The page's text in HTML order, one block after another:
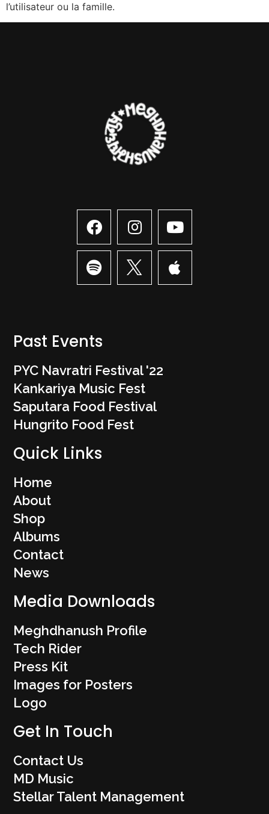
l’utilisateur ou la famille.
Past Events
PYC Navratri Festival '22
Kankariya Music Fest
Saputara Food Festival
Hungrito Food Fest
Quick Links
Home
About
Shop
Albums
Contact
News
Media Downloads
Meghdhanush Profile
Tech Rider
Press Kit
Images for Posters
Logo
Get In Touch
Contact Us
MD Music
Stellar Talent Management